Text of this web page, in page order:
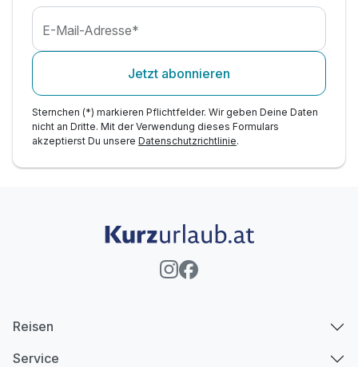
Kinderpreise inkl. Halbpension
E-Mail-Adresse*
Jetzt abonnieren
Sternchen (*) markieren Pflichtfelder. Wir geben Deine Daten
nicht an Dritte. Mit der Verwendung dieses Formulars
akzeptierst Du unsere Datenschutzrichtlinie.
Reisen
Service